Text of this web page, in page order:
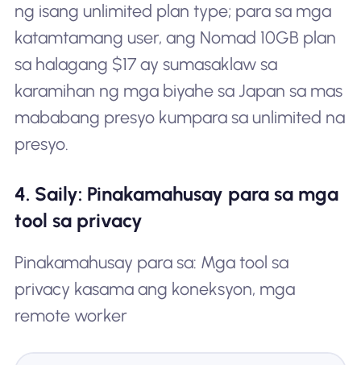
ng isang unlimited plan type; para sa mga
katamtamang user, ang Nomad 10GB plan
sa halagang $17 ay sumasaklaw sa
karamihan ng mga biyahe sa Japan sa mas
mababang presyo kumpara sa unlimited na
presyo.
4. Saily: Pinakamahusay para sa mga
tool sa privacy
Pinakamahusay para sa: Mga tool sa
privacy kasama ang koneksyon, mga
remote worker